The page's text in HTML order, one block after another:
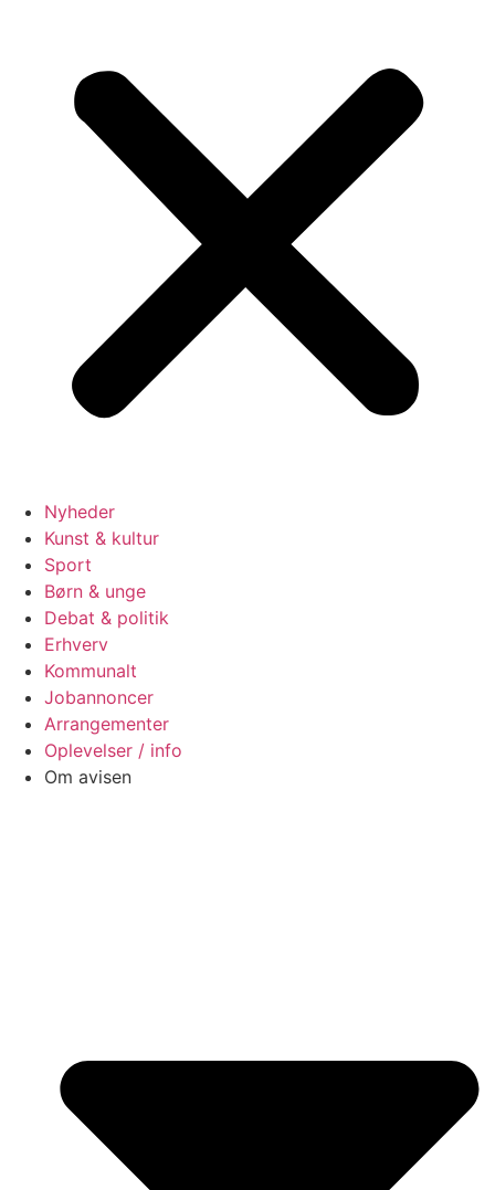
Nyheder
Kunst & kultur
Sport
Børn & unge
Debat & politik
Erhverv
Kommunalt
Jobannoncer
Arrangementer
Oplevelser / info
Om avisen